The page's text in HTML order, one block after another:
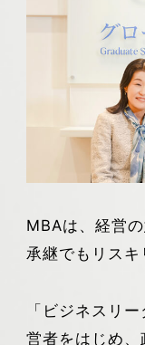
MBAは、経営
承継でもリス
「ビジネスリ
営者をはじめ、